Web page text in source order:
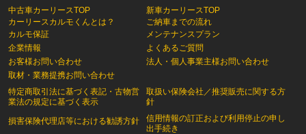
中古車カーリースTOP
カーリースカルモくんとは？
新車カーリースTOP
ご納車までの流れ
カルモ保証
企業情報
お客様お問い合わせ
取材・業務提携お問い合わせ
特定商取引法に基づく表記・古物営
業法の規定に基づく表示
損害保険代理店等における勧誘方針
メンテナンスプラン
よくあるご質問
法人・個人事業主様お問い合わせ
取扱い保険会社／推奨販売に関する方
針
信用情報の訂正および利用停止の申し
出手続き